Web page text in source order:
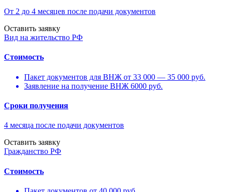
От 2 до 4 месяцев после подачи документов
Оставить заявку
Вид на жительство РФ
Стоимость
Пакет документов для ВНЖ от 33 000 — 35 000 руб.
Заявление на получение ВНЖ 6000 руб.
Сроки получения
4 месяца после подачи документов
Оставить заявку
Гражданство РФ
Стоимость